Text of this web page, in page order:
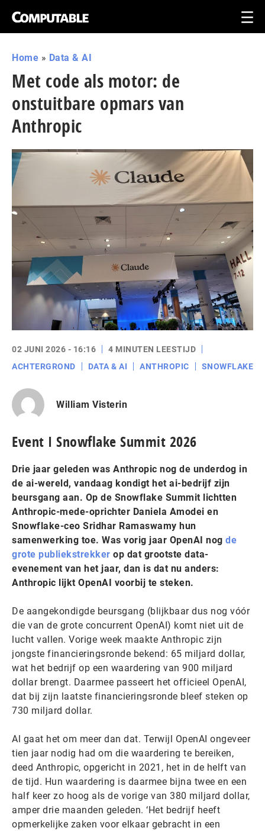
Home » Data & AI
Met code als motor: de
onstuitbare opmars van
Anthropic
02 JUNI 2026 - 16:16
4 MINUTEN LEESTIJD
ACHTERGROND
DATA & AI ANTHROPIC SNOWFLAKE
William Visterin
Event I Snowflake Summit 2026
Drie jaar geleden was Anthropic nog de underdog in
de ai-wereld, vandaag kondigt het ai-bedrijf zijn
beursgang aan. Op de Snowflake Summit lichtten
Anthropic-mede-oprichter Daniela Amodei en
Snowflake-ceo Sridhar Ramaswamy hun
samenwerking toe. Was vorig jaar OpenAI nog de
grote publiekstrekker op dat grootste data-
evenement van het jaar, dan is dat nu anders:
Anthropic lijkt OpenAI voorbij te steken.
De aangekondigde beursgang (blijkbaar dus nog vóór
die van de grote concurrent OpenAI) komt niet uit de
lucht vallen. Vorige week maakte Anthropic zijn
jongste financieringsronde bekend: 65 miljard dollar,
wat het bedrijf op een waardering van 900 miljard
dollar brengt. Daarmee passeert het officieel OpenAI,
dat bij zijn laatste financieringsronde bleef steken op
730 miljard dollar.
Al gaat het om meer dan dat. Terwijl OpenAI ongeveer
tien jaar nodig had om die waardering te bereiken,
deed Anthropic, opgericht in 2021, het in de helft van
de tijd. Hun waardering is daarmee bijna twee en een
half keer zo hoog als de vorige van 380 miljard dollar,
amper drie maanden geleden. ‘Het bedrijf heeft
opmerkelijke zaken voor elkaar gebracht in een